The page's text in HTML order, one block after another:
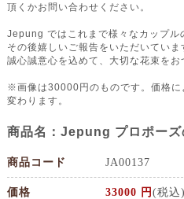
頂くかお問い合わせください。
Jepung ではこれまで様々なカップル
その後嬉しいご報告をいただいていま
誠心誠意心を込めて、大切な花束をお
※画像は30000円のものです。価格に
変わります。
商品名：Jepung プロポー
商品コード JA00137
価格 33000 円 (税込)